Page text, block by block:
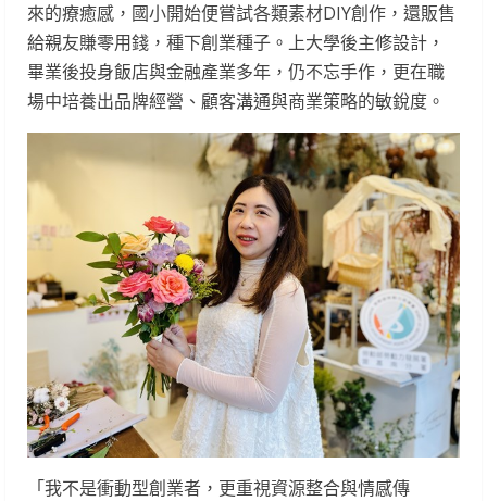
來的療癒感，國小開始便嘗試各類素材DIY創作，還販售
給親友賺零用錢，種下創業種子。上大學後主修設計，
畢業後投身飯店與金融產業多年，仍不忘手作，更在職
場中培養出品牌經營、顧客溝通與商業策略的敏銳度。
「我不是衝動型創業者，更重視資源整合與情感傳